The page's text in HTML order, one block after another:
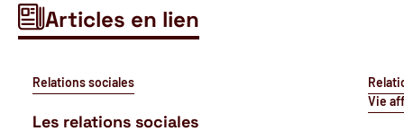
Articles en lien
Relations sociales
Les relations sociales
Vie